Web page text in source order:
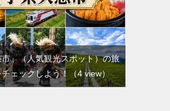
』（人気観光スポット）の旅
ェックしよう！ （4 view）